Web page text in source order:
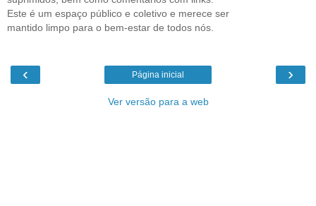
Este é um espaço público e coletivo e merece ser
mantido limpo para o bem-estar de todos nós.
‹ ›
Página inicial
Ver versão para a web